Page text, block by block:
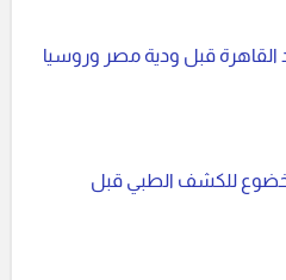
قبل ودية مصر وروسيا
للكشف الطبي قبل